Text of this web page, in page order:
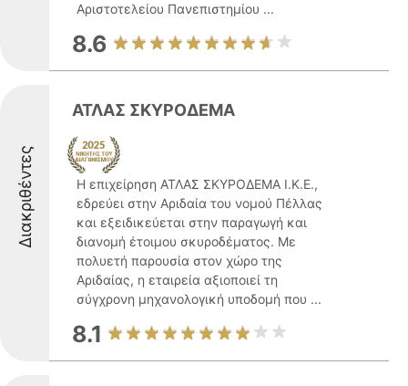
Αριστοτελείου Πανεπιστημίου ...
8.6
Διακριθέντες
ΑΤΛΑΣ ΣΚΥΡΟΔΕΜΑ
Η επιχείρηση ΑΤΛΑΣ ΣΚΥΡΟΔΕΜΑ Ι.Κ.Ε.,
εδρεύει στην Αριδαία του νομού Πέλλας
και εξειδικεύεται στην παραγωγή και
διανομή έτοιμου σκυροδέματος. Με
πολυετή παρουσία στον χώρο της
Αριδαίας, η εταιρεία αξιοποιεί τη
σύγχρονη μηχανολογική υποδομή που ...
8.1